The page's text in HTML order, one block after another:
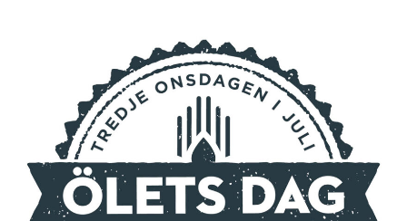
Topplistan
Bryggerier
Ölstilar
Kontakt